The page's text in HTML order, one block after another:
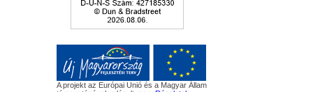
A projekt az Európai Unió és a Magyar Állam